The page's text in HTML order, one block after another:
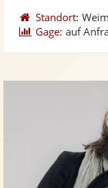
Standort:
Gage: auf